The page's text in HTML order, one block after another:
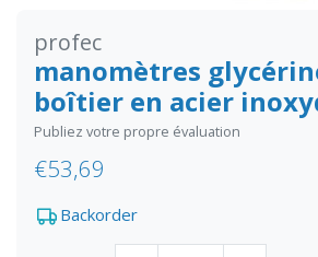
profec
manomètres
boîtier en acier
Publiez votre propre évaluation
€53,69
Backorder